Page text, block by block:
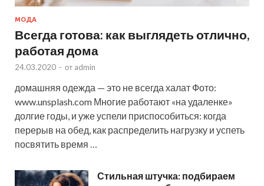
МОДА
Всегда готова: как выглядеть отлично,
работая дома
24.03.2020 - от admin
домашняя одежда — это не всегда халат Фото:
www.unsplash.com Многие работают «на удаленке»
долгие годы, и уже успели приспособиться: когда
перерыв на обед, как распределить нагрузку и успеть
посвятить время …
Стильная штучка: подбираем